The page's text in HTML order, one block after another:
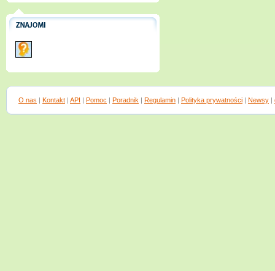
O nas | Kontakt | API | Pomoc | Poradnik | Regulamin | Polityka prywatności | Newsy |